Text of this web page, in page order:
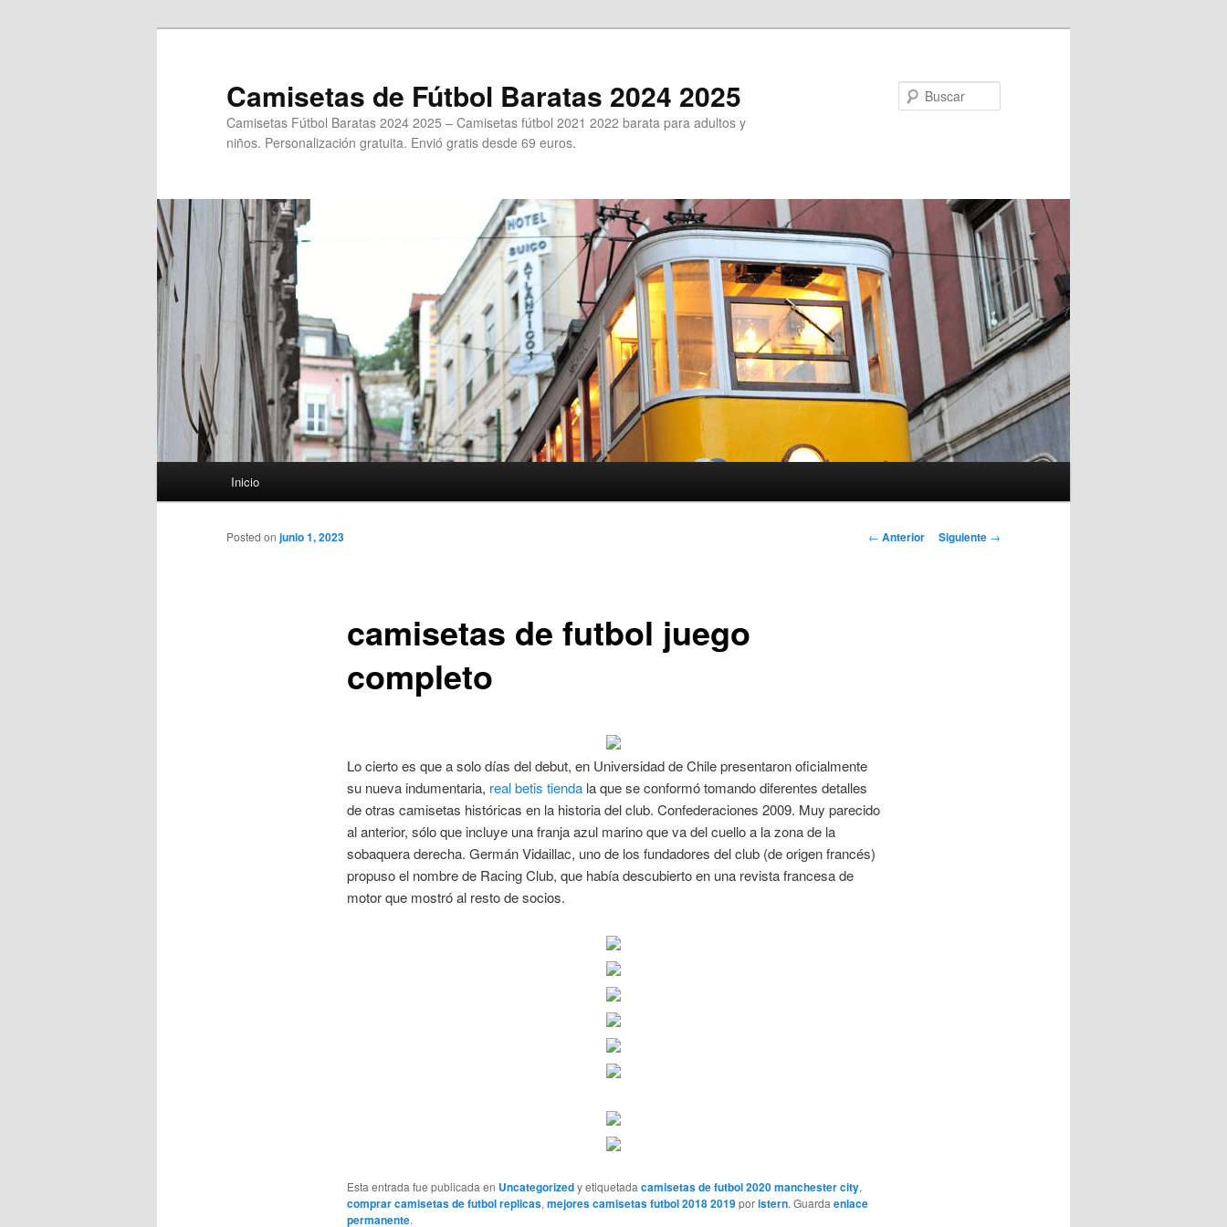
Camisetas de Fútbol Baratas 2024 2025
Camisetas Fútbol Baratas 2024 2025 – Camisetas fútbol 2021 2022 barata para adultos y
niños. Personalización gratuita. Envió gratis desde 69 euros.
Inicio
Navegación
← Anterior Siguiente →
camisetas de futbol juego
completo
Posted on junio 1, 2023
Lo cierto es que a solo días del debut, en Universidad de Chile presentaron oficialmente
su nueva indumentaria, real betis tiendala que se conformó tomando diferentes detalles
de otras camisetas históricas en la historia del club. Confederaciones 2009. Muy parecido
al anterior, sólo que incluye una franja azul marino que va del cuello a la zona de la
sobaquera derecha. Germán Vidaillac, uno de los fundadores del club (de origen francés)
propuso el nombre de Racing Club, que había descubierto en una revista francesa de
motor que mostró al resto de socios.
Esta entrada fue publicada en Uncategorizedy etiquetadacamisetas de futbol 2020 manchester city,
comprar camisetas de futbol replicas,mejores camisetas futbol 2018 2019poristern. Guardaenlace
permanente.